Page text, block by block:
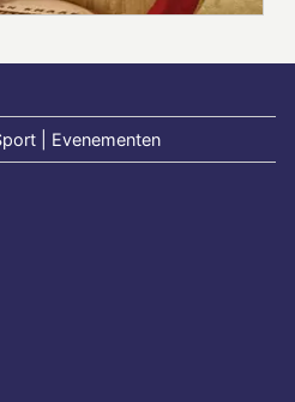
| Evenementen